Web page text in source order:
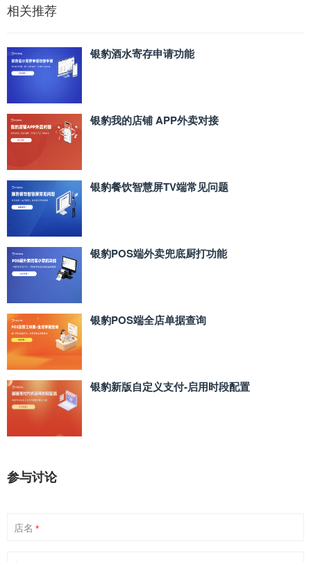
相关推荐
银豹酒水寄存申请功能
银豹我的店铺 APP外卖对接
银豹餐饮智慧屏TV端常见问题
银豹POS端外卖兜底厨打功能
银豹POS端全店单据查询
银豹新版自定义支付‑启用时段配置
参与讨论
店名 *